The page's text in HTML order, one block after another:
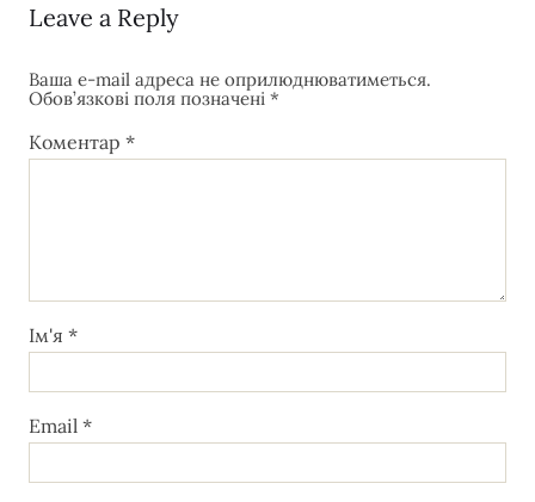
Leave a Reply
Ваша e-mail адреса не оприлюднюватиметься.
Обов’язкові поля позначені *
Коментар *
Ім'я *
Email *